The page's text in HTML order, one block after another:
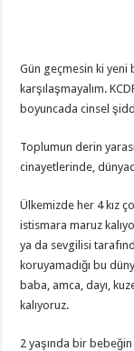
Gün geçmesin ki yeni
karşılaşmayalım.
boyuncada cinsel
Toplumun derin
cinayetlerinde,
Ülkemizde her 4 kız
istismara maruz
ya da sevgilisi
koruyamadığı bu
baba, amca, dayı,
kalıyoruz.
2 yaşında bir